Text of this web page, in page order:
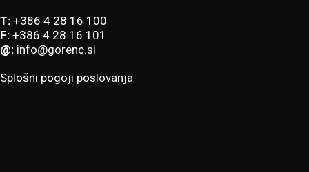
T: +386 4 28 16 100
F: +386 4 28 16 101
@: info@gorenc.si
Splošni pogoji poslovanja